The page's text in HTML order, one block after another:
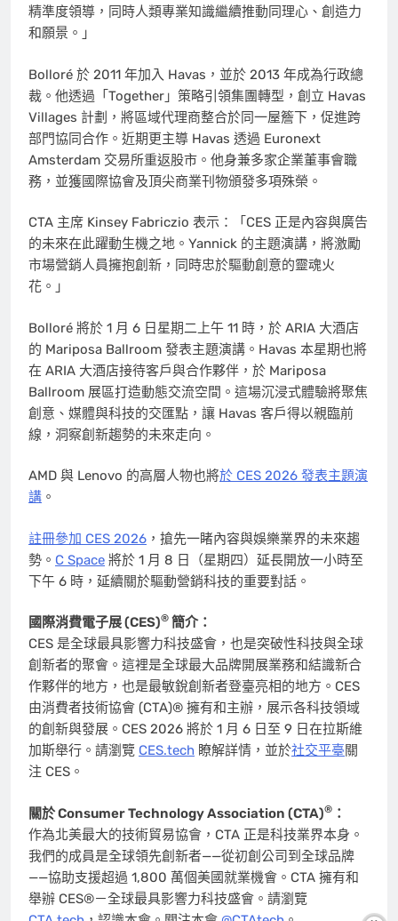
精準度領導，同時人類專業知識繼續推動同理心、創造力
和願景。」
Bolloré 於 2011 年加入 Havas，並於 2013 年成為行政總
裁。他透過「Together」策略引領集團轉型，創立 Havas
Villages 計劃，將區域代理商整合於同一屋簷下，促進跨
部門協同合作。近期更主導 Havas 透過 Euronext
Amsterdam 交易所重返股市。他身兼多家企業董事會職
務，並獲國際協會及頂尖商業刊物頒發多項殊榮。
CTA 主席 Kinsey Fabriczio 表示：「CES 正是內容與廣告
的未來在此躍動生機之地。Yannick 的主題演講，將激勵
市場營銷人員擁抱創新，同時忠於驅動創意的靈魂火
花。」
Bolloré 將於 1 月 6 日星期二上午 11 時，於 ARIA 大酒店
的 Mariposa Ballroom 發表主題演講。Havas 本星期也將
在 ARIA 大酒店接待客戶與合作夥伴，於 Mariposa
Ballroom 展區打造動態交流空間。這場沉浸式體驗將聚焦
創意、媒體與科技的交匯點，讓 Havas 客戶得以親臨前
線，洞察創新趨勢的未來走向。
AMD 與 Lenovo 的高層人物也將於 CES 2026 發表主題演
講 。
註冊參加 CES 2026 ，搶先一睹內容與娛樂業界的未來趨
勢。 C Space 將於 1 月 8 日（星期四）延長開放一小時至
下午 6 時，延續關於驅動營銷科技的重要對話。
國際消費電子展 (CES)® 簡介：
CES 是全球最具影響力科技盛會，也是突破性科技與全球
創新者的聚會。這裡是全球最大品牌開展業務和結識新合
作夥伴的地方，也是最敏銳創新者登臺亮相的地方。CES
由消費者技術協會 (CTA)® 擁有和主辦，展示各科技領域
的創新與發展。CES 2026 將於 1 月 6 日至 9 日在拉斯維
加斯舉行。請瀏覽 CES.tech 瞭解詳情，並於社交平臺關
注 CES。
關於 Consumer Technology Association (CTA)® ：
作為北美最大的技術貿易協會，CTA 正是科技業界本身。
我們的成員是全球領先創新者——從初創公司到全球品牌
——協助支援超過 1,800 萬個美國就業機會。CTA 擁有和
舉辦 CES®－全球最具影響力科技盛會。請瀏覽